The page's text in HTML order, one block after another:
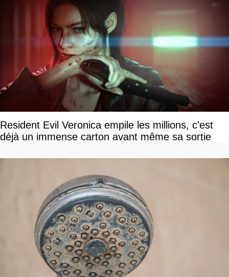
Resident Evil Veronica empile les millions, c'est
déjà un immense carton avant même sa sortie